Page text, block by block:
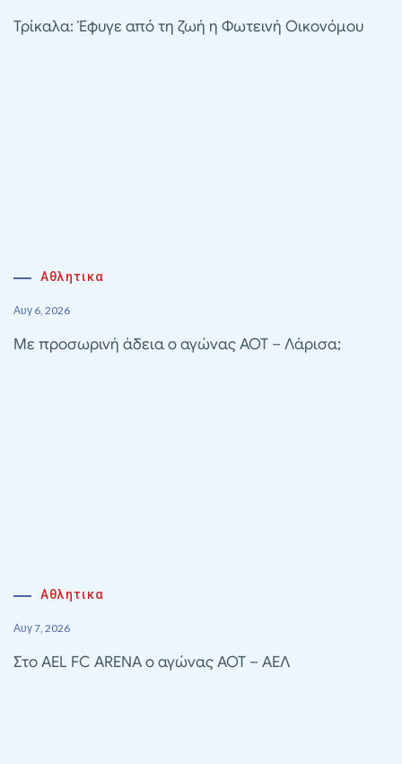
Τρίκαλα: Έφυγε από τη ζωή η Φωτεινή Οικονόμου
Αθλητικα
Αυγ 6, 2026
Με προσωρινή άδεια ο αγώνας ΑΟΤ – Λάρισα;
Αθλητικα
Αυγ 7, 2026
Στο AEL FC ARENA ο αγώνας ΑΟΤ – ΑΕΛ